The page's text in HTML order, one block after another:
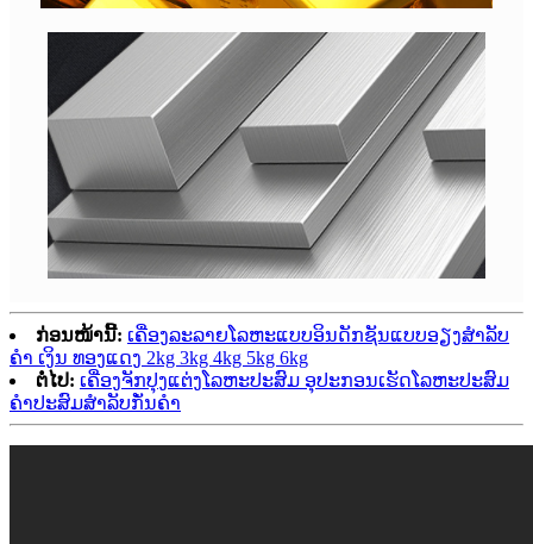
ກ່ອນໜ້ານີ້: ເຄື່ອງລະລາຍໂລຫະແບບອິນດັກຊັນແບບອຽງສຳລັບ
ຄຳ ເງິນ ທອງແດງ 2kg 3kg 4kg 5kg 6kg
ຕໍ່ໄປ: ເຄື່ອງຈັກປຸງແຕ່ງໂລຫະປະສົມ ອຸປະກອນເຮັດໂລຫະປະສົມ
ຄຳປະສົມສຳລັບກັ່ນຄຳ